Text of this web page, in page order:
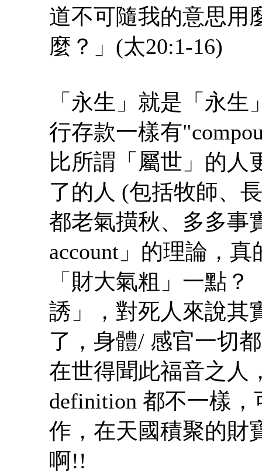
道不可隨我的意思用
麼？」(太20:1-16)
「永生」就是「永
行存款一樣有
比所謂「屬世」的人
了的人 (包括牧師、
都老氣撗秋、多多事
account」的理論，
「財大氣粗」一點
誘」，對死人來說其
了，身體/ 感官一切
在世得聞此福音之人
definition 都不一樣
作，在天國積聚的財
啊!!